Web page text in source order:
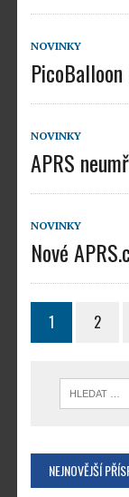
NOVINKY
NOVINKY
APRS
NOVINKY
Nové
1 2
NEJNOVĚJŠÍ